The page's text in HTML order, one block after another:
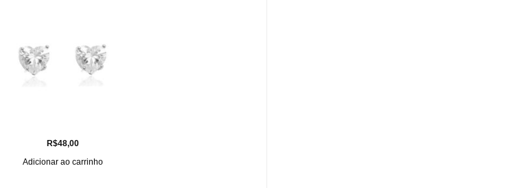
R$48,00
Adicionar ao carrinho